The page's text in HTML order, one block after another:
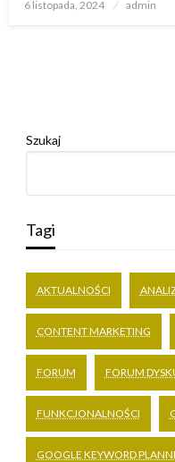
Opublikowane
6 listopada, 2024 admin
Szukaj
Tagi
AKTUALNOŚCI
CONTENT MARKETING
FORUM FORUM
FUNKCJONALNOŚCI
GOOGLE KEYWORD